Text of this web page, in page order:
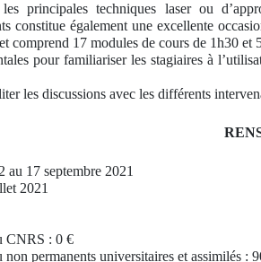
principales techniques laser ou
constitue également une excellente
comprend 17 modules de cours de 1h30
pour familiariser les stagiaires à
les discussions avec les différents
17 septembre 2021
2021
CNRS : 0 €
non permanents universitaires et assimilés :